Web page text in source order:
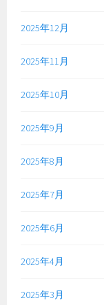
2025年12月
2025年11月
2025年10月
2025年9月
2025年8月
2025年7月
2025年6月
2025年4月
2025年3月